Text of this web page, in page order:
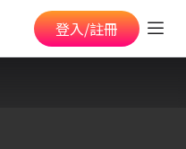
登入/註冊